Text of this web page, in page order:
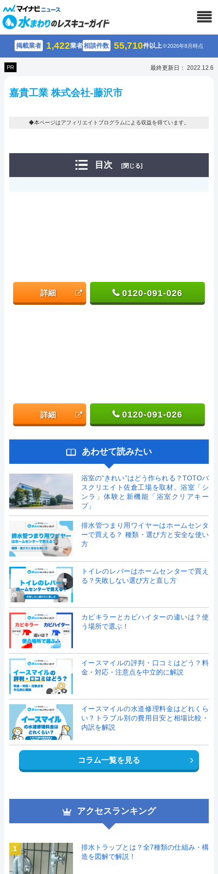
掲載業者 1,422業者相談件数 55,710件以上※2026年8月時点
PR 最終更新日： 2022.12.6
嘉貴工業 株式会社-藤沢市
◆本ページはアフィリエイトプログラムによる収益を得ています。
目次 [閉じる]
詳細 0120-091-026
詳細 0120-091-026
あわせて読みたい
浴室の”きれい”はどう作られる？TOTOバ
スクリエイト佐倉工場を取材。浴室「シ
ンラ」体験と新機能「浴室クリアキー
プ」
排水管つまり用ワイヤーはホームセンタ
ーで買える？ 種類・選び方と安全な使い
方
トイレのレバーはホームセンターで買え
る？失敗しない選び方と直し方
カビキラーとカビハイターの違いは？使
う場所で選ぶ！
イースマイルの評判・口コミはどう？料
金・対応・注意点を中立的に解説
イースマイルの水道修理料金はどれくら
い？トラブル別の費用目安と相場比較・
内訳を解説
コラム一覧を見る
アクセスランキング
1
排水トラップとは？全7種類の仕組み・構
造を図解で解説！